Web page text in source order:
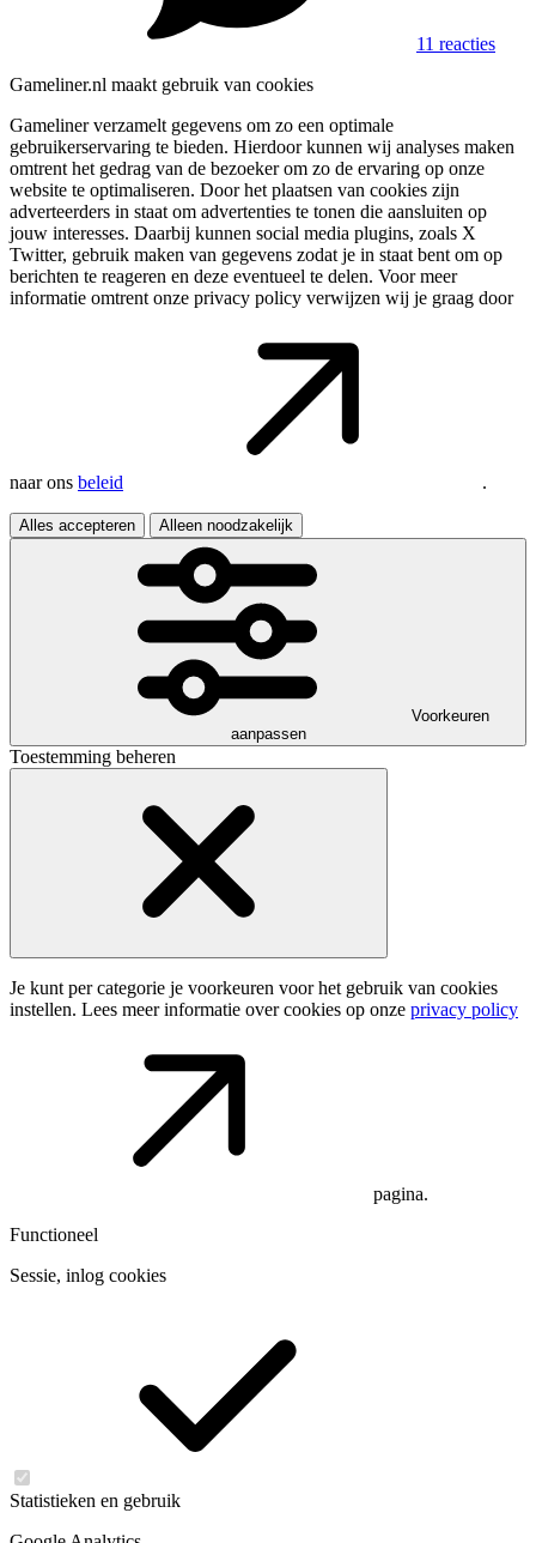
11 reacties
Gameliner.nl maakt gebruik van cookies
Gameliner verzamelt gegevens om zo een optimale
gebruikerservaring te bieden. Hierdoor kunnen wij analyses maken
omtrent het gedrag van de bezoeker om zo de ervaring op onze
website te optimaliseren. Door het plaatsen van cookies zijn
adverteerders in staat om advertenties te tonen die aansluiten op
jouw interesses. Daarbij kunnen social media plugins, zoals X
Twitter, gebruik maken van gegevens zodat je in staat bent om op
berichten te reageren en deze eventueel te delen. Voor meer
informatie omtrent onze privacy policy verwijzen wij je graag door
naar ons beleid .
Alles accepteren Alleen noodzakelijk
Voorkeuren
aanpassen
Toestemming beheren
Je kunt per categorie je voorkeuren voor het gebruik van cookies
instellen. Lees meer informatie over cookies op onze privacy policy
pagina.
Functioneel
Sessie, inlog cookies
Statistieken en gebruik